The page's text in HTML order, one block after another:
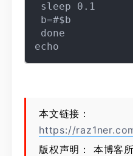
sleep 0.1
b=#$b
done
本文链接：
https://
版权声明： 本博客